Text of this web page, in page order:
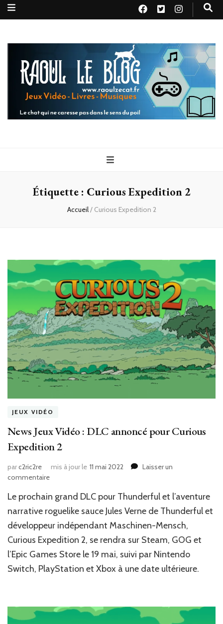
Raoul le
blog
Étiquette : Curious Expedition 2
Accueil/ Curious Expedition 2
JEUX VIDÉO
News Jeux Vidéo : DLC annoncé pour Curious
Expedition 2
parc2ric2re mis à jour le 11 mai 2022
Laisser un
commentairesur
Jeux
Vidéo
DLC
annoncé
pour
Curious
Expedition
Le prochain grand DLC pour Thunderful et l’aventure
narrative roguelike sauce Jules Verne de ‎‎Thunderful‎‎ et
développeur indépendant ‎‎Maschinen-Mensch‎‎,‎‎
Curious Expedition 2‎‎, se rendra sur Steam, GOG et
l’Epic Games Store le 19 mai, suivi par Nintendo
Switch, PlayStation et Xbox à une date ultérieure. ‎‎